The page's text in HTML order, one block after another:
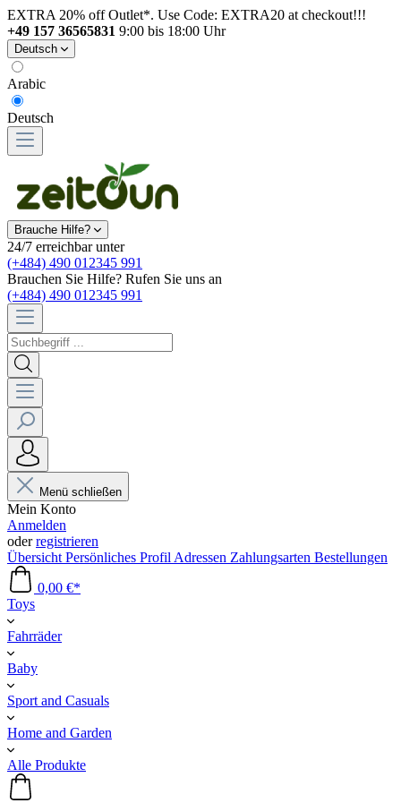
EXTRA 20% off Outlet*. Use Code: EXTRA20 at checkout!!!
+49 157 36565831 9:00 bis 18:00 Uhr
Deutsch
Arabic
Deutsch
Brauche Hilfe?
24/7 erreichbar unter
(+484) 490 012345 991
Brauchen Sie Hilfe? Rufen Sie uns an
(+484) 490 012345 991
Menü schließen
Mein Konto
Anmelden
oderregistrieren
Übersicht Persönliches Profil Adressen Zahlungsarten Bestellungen
0,00 €*
Toys
Fahrräder
Baby
Sport and Casuals
Home and Garden
Alle Produkte